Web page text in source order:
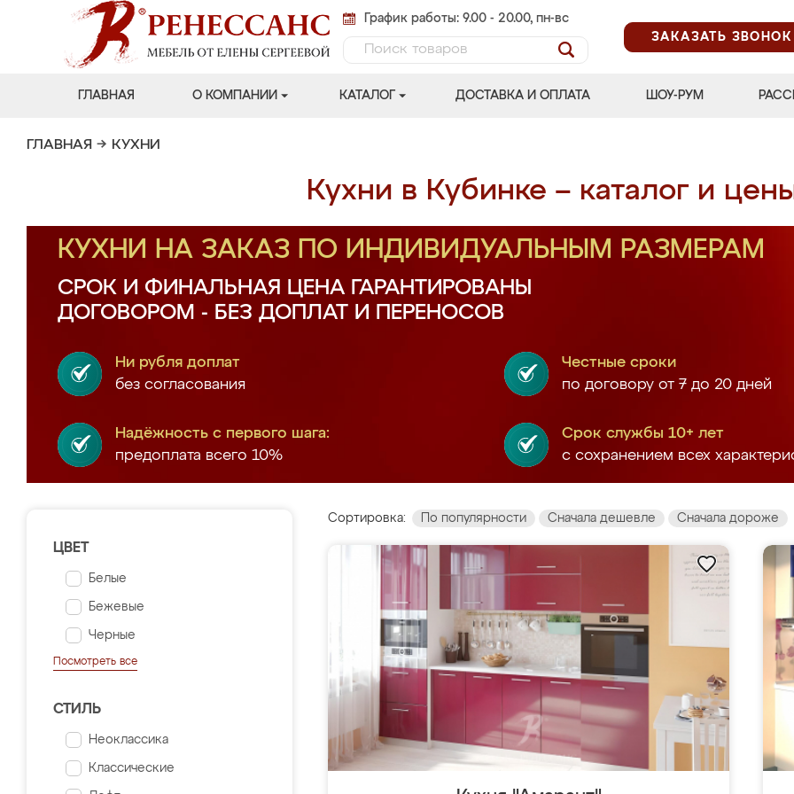
График работы: 9.00 - 20.00, пн-вс
ЗАКАЗАТЬ ЗВОНОК
ГЛАВНАЯ О КОМПАНИИ КАТАЛОГ ДОСТАВКА И ОПЛАТА ШОУ-РУМ
ГЛАВНАЯ → КУХНИ
Кухни в Кубинке – каталог и
КУХНИ НА ЗАКАЗ ПО ИНДИВИДУАЛЬНЫМ РАЗМЕРАМ
СРОК И ФИНАЛЬНАЯ ЦЕНА ГАРАНТИРОВАНЫ
ДОГОВОРОМ - БЕЗ ДОПЛАТ И ПЕРЕНОСОВ
Ни рубля доплат
без согласования
Честные сроки
по договору от 7 до 20 дней
Надёжность с первого шага:
предоплата всего 10%
Срок службы 10+ лет
с сохранением всех
ЦВЕТ
Белые
Бежевые
Черные
Посмотреть все
СТИЛЬ
Неоклассика
Классические
Сортировка: По популярности Сначала дешевле Сначала дороже